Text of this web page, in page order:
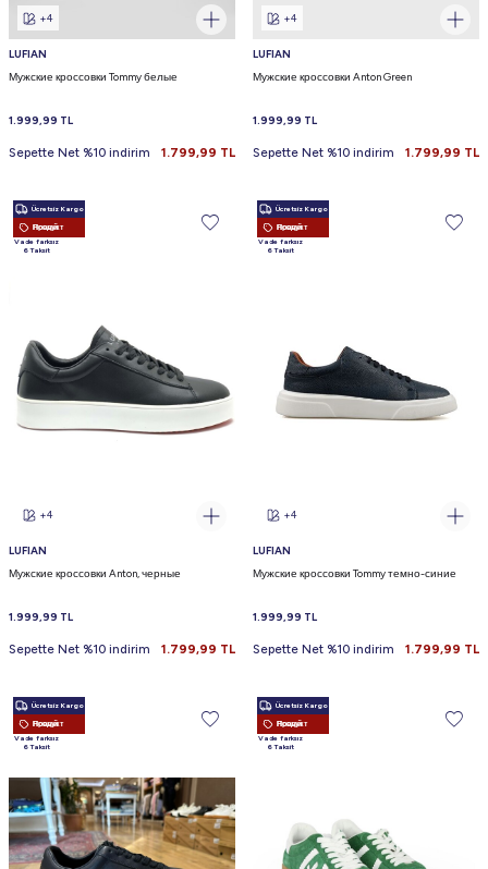
+4
LUFIAN
Мужские кроссовки Tommy белые
1.999,99 TL
Sepette Net %10 indirim 1.799,99 TL
+4
LUFIAN
Мужские кроссовки Anton Green
1.999,99 TL
Sepette Net %10 indirim 1.799,99 TL
Ücretsiz Kargo
Новый Продукт
Vade farksız
6 Taksit
+4
LUFIAN
Мужские кроссовки Anton, черные
1.999,99 TL
Sepette Net %10 indirim 1.799,99 TL
Ücretsiz Kargo
Новый Продукт
Vade farksız
6 Taksit
+4
LUFIAN
Мужские кроссовки Tommy темно-синие
1.999,99 TL
Sepette Net %10 indirim 1.799,99 TL
Ücretsiz Kargo
Новый Продукт
Vade farksız
6 Taksit
Ücretsiz Kargo
Новый Продукт
Vade farksız
6 Taksit